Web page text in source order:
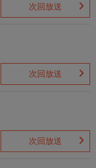
次回放送
次回放送
次回放送